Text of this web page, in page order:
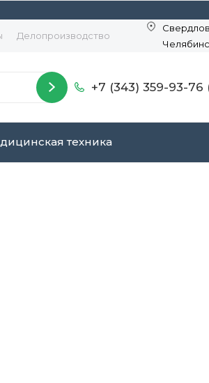
Делопроизводство
+7 (343) 359-93-
техника